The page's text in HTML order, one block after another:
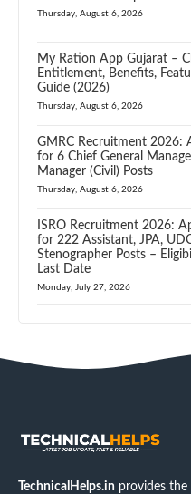
Thursday, August 6, 2026
My Ration App Gujarat –
Entitlement, Benefits,
Guide (2026)
Thursday, August 6, 2026
GMRC Recruitment 2026:
for 6 Chief General
Manager (Civil) Posts
Thursday, August 6, 2026
ISRO Recruitment 2026:
for 222 Assistant, JPA,
Stenographer Posts –
Last Date
Monday, July 27, 2026
TechnicalHelps.in provides the